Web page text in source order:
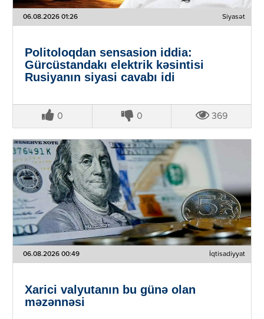
06.08.2026 01:26 Siyasət
Politoloqdan sensasion iddia:
Gürcüstandakı elektrik kəsintisi
Rusiyanın siyasi cavabı idi
0 0 369
06.08.2026 00:49 İqtisadiyyat
Xarici valyutanın bu günə olan
məzənnəsi